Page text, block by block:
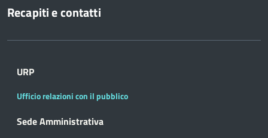
Recapiti e contatti
URP
Ufficio relazioni con il pubblico
Sede Amministrativa